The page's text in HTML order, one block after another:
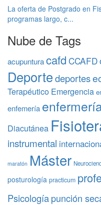
La oferta de Postgrado en
programas largo, c...
Nube de Tags
acupunturacafd CCAFD
Deportedeportes
Terapéutico Emergencia
enfemería
Diacutánea
instrumental
maratón Máster
posturología practicum
Psicologíapunción